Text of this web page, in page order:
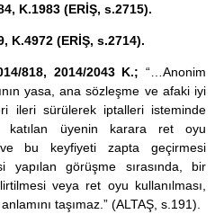
K.1983 (ERİŞ, s.2715).
K.4972 (ERİŞ, s.2714).
818, 2014/2043 K.; “…Anonim
yasa, ana sözleşme ve afaki iyi
ileri sürülerek iptalleri isteminde
katılan üyenin karara ret oyu
bu keyfiyeti zapta geçirmesi
yapılan görüşme sırasında, bir
veya ret oyu kullanılması,
taşımaz.” (ALTAŞ, s.191).